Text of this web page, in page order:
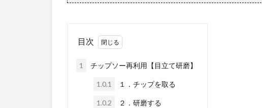
目次
1 チップソー再利用【目立て研磨】
1.0.1 １．チップを取る
1.0.2 ２．研磨する